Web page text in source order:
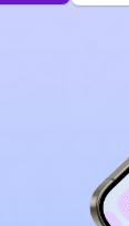
de August :
Asr
16:40